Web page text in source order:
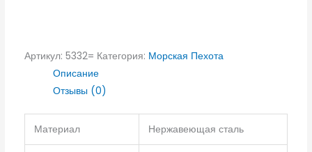
Артикул: 5332= Категория: Морская Пехота
Описание
Отзывы (0)
Материал Нержавеющая сталь